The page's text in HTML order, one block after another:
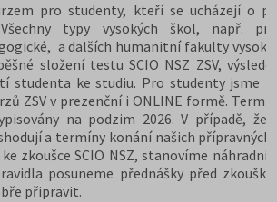
pro studenty, kteří se ucházejí o
typy vysokých škol, např.
a dalších humanitní fakulty
složení testu SCIO NSZ ZSV,
studenta ke studiu. Pro studenty jsme
ZSV v prezenční i ONLINE formě.
na podzim 2026. V případě,
a termíny konání našich přípravných
zkoušce SCIO NSZ, stanovíme náhradní
posuneme přednášky před
připravit.